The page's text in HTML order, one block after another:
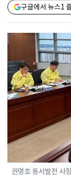
구글에서 뉴스1
권명호 동서발전 사